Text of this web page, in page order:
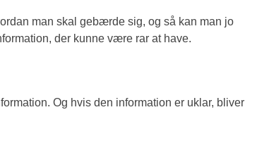
man skal gebærde sig, og så kan man jo
der kunne være rar at have.
Og hvis den information er uklar, bliver